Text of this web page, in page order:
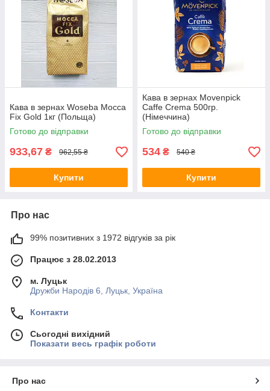
Кава в зернах Woseba Mocca
Fix Gold 1кг (Польща)
Готово до відправки
933,67 ₴ 962,55 ₴
Купити
Кава в зернах Movenpick
Caffe Crema 500гр.
(Німеччина)
Готово до відправки
534 ₴ 540 ₴
Купити
Про нас
99% позитивних з 1972 відгуків за рік
Працює з 28.02.2013
м. Луцьк
Дружби Народів 6, Луцьк, Україна
Контакти
Сьогодні вихідний
Показати весь графік роботи
Про нас